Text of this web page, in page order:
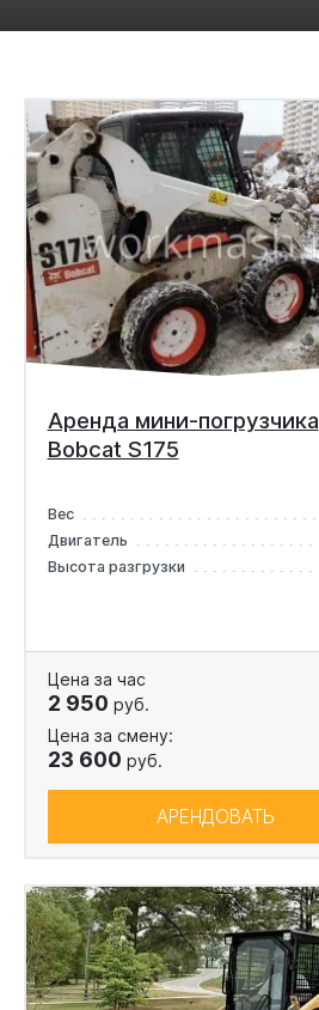
Аренда мини-погрузчика
Bobcat S175
Вес
Двигатель
Высота разгрузки
Цена за час
2 950 руб.
Цена за смену:
23 600 руб.
АРЕНДОВАТЬ